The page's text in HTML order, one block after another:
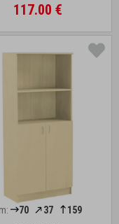
117.00 €
70 37
159